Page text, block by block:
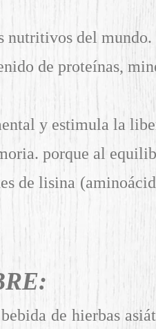
nutritivos del mundo.
de proteínas,
y estimula la
porque al
de lisina
de hierbas